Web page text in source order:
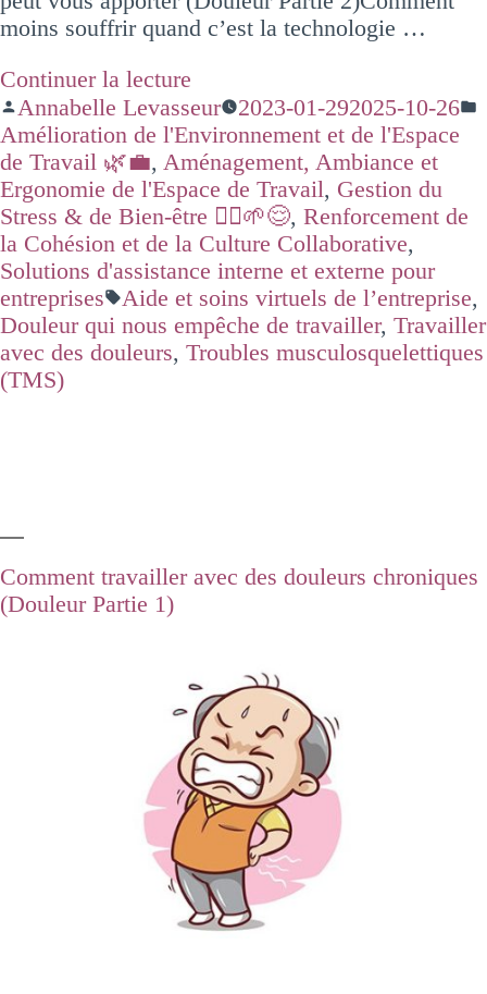
moins souffrir quand c’est la technologie …
Continuer la lecture
Annabelle Levasseur
2023-01-292025-10-26
Amélioration de l'Environnement et de l'Espace
de Travail 🌿💼, Aménagement, Ambiance et
Ergonomie de l'Espace de Travail, Gestion du
Stress & de Bien-être 🧘‍♂️🌱😌, Renforcement de
la Cohésion et de la Culture Collaborative,
Solutions d'assistance interne et externe pour
entreprises
Aide et soins virtuels de l’entreprise,
Douleur qui nous empêche de travailler, Travailler
avec des douleurs, Troubles musculosquelettiques
(TMS)
Comment travailler avec des douleurs chroniques
(Douleur Partie 1)